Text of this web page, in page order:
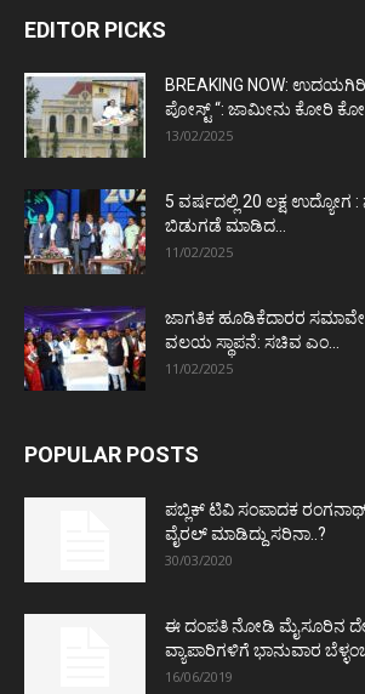
EDITOR PICKS
BREAKING NOW:
ಪೋಸ್ಟ್‌ “: ಜಾಮೀನು ಕೋರಿ
13/02/2025
5 ವರ್ಷದಲ್ಲಿ 20 ಲಕ್ಷ ಉದ್ಯೋಗ :
ಬಿಡುಗಡೆ ಮಾಡಿದ...
11/02/2025
ಜಾಗತಿಕ ಹೂಡಿಕೆದಾರರ
ವಲಯ ಸ್ಥಾಪನೆ: ಸಚಿವ ಎಂ...
11/02/2025
POPULAR POSTS
ಪಬ್ಲಿಕ್ ಟಿವಿ ಸಂಪಾದಕ
ವೈರಲ್ ಮಾಡಿದ್ದು ಸರಿನಾ..?
30/03/2020
ಈ ದಂಪತಿ ನೋಡಿ ಮೈಸೂರಿನ
ವ್ಯಾಪಾರಿಗಳಿಗೆ ಭಾನುವಾರ
16/06/2019